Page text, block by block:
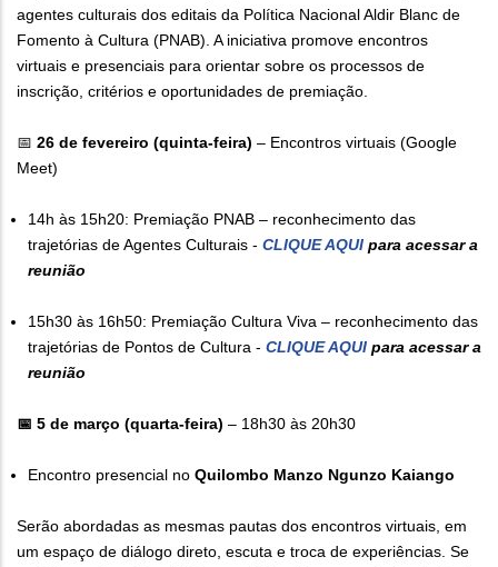
agentes culturais dos editais da Política Nacional Aldir Blanc de
Fomento à Cultura (PNAB). A iniciativa promove encontros
virtuais e presenciais para orientar sobre os processos de
inscrição, critérios e oportunidades de premiação.
📅 26 de fevereiro (quinta-feira) – Encontros virtuais (Google
Meet)
14h às 15h20: Premiação PNAB – reconhecimento das
trajetórias de Agentes Culturais - CLIQUE AQUI para acessar a
reunião
15h30 às 16h50: Premiação Cultura Viva – reconhecimento das
trajetórias de Pontos de Cultura - CLIQUE AQUI para acessar a
reunião
📅 5 de março (quarta-feira) – 18h30 às 20h30
Encontro presencial no Quilombo Manzo Ngunzo Kaiango
Serão abordadas as mesmas pautas dos encontros virtuais, em
um espaço de diálogo direto, escuta e troca de experiências. Se